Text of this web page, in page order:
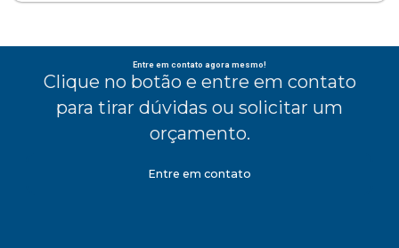
Entre em contato agora mesmo!
Clique no botão e entre em contato
para tirar dúvidas ou solicitar um
orçamento.
Entre em contato